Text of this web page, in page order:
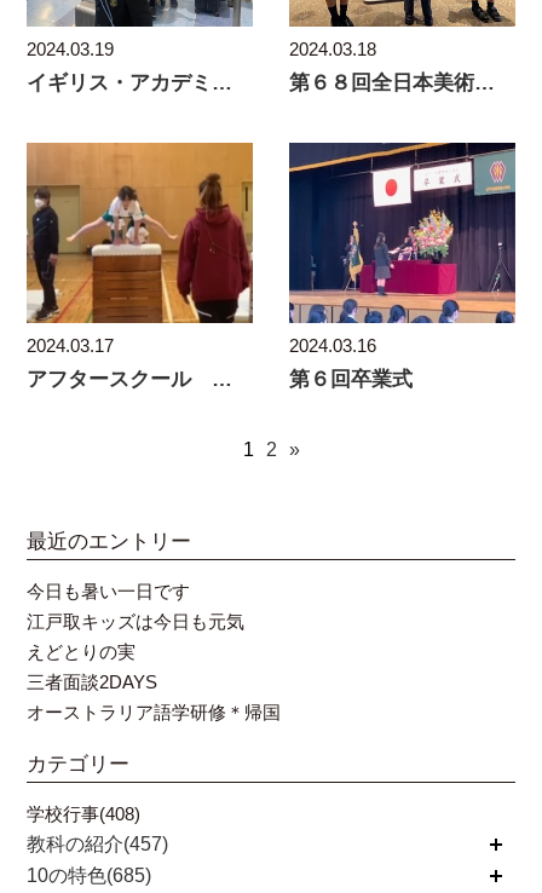
2024.03.19
イギリス・アカデミック・ツアー出発！
2024.03.18
第６８回全日本美術展 特選３名入賞！
2024.03.17
アフタースクール 体操 成果発表会
2024.03.16
第６回卒業式
1 2 »
最近のエントリー
今日も暑い一日です
江戸取キッズは今日も元気
えどとりの実
三者面談2DAYS
オーストラリア語学研修＊帰国
カテゴリー
学校行事(408)
教科の紹介(457)
開く
10の特色(685)
開く